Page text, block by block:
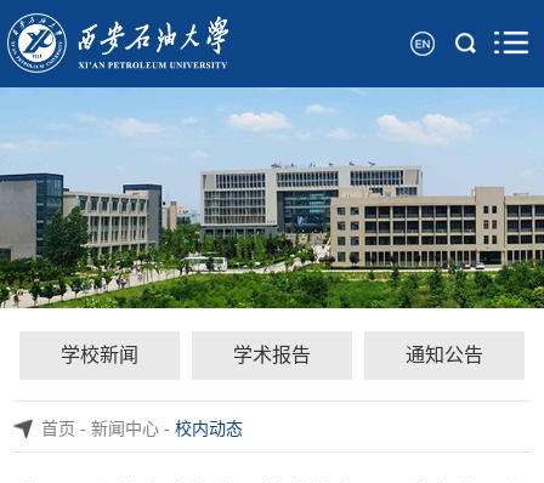
学校新闻 学术报告 通知公告
首页-新闻中心-校内动态